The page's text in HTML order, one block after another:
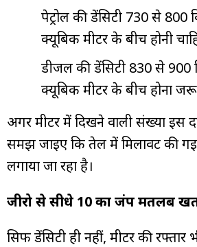
पेट्रोल की डेंसिटी 730 से 800
क्यूबिक मीटर के बीच होनी
डीजल की डेंसिटी 830 से 900
क्यूबिक मीटर के बीच होना
अगर मीटर में दिखने वाली संख्या इस
समझ जाइए कि तेल में मिलावट की
लगाया जा रहा है।
जीरो से सीधे 10 का जंप मतलब
सिर्फ डेंसिटी ही नहीं, मीटर की